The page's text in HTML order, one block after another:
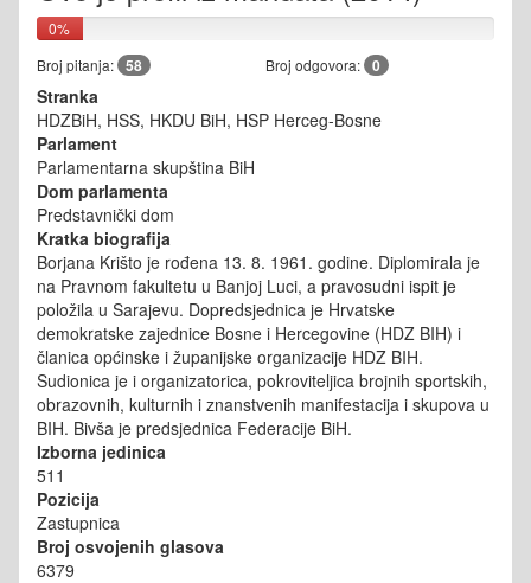
0%
Broj pitanja: 58 Broj odgovora: 0
Stranka
HDZBiH, HSS, HKDU BiH, HSP Herceg-Bosne
Parlament
Parlamentarna skupština BiH
Dom parlamenta
Predstavnički dom
Kratka biografija
Borjana Krišto je rođena 13. 8. 1961. godine. Diplomirala je
na Pravnom fakultetu u Banjoj Luci, a pravosudni ispit je
položila u Sarajevu. Dopredsjednica je Hrvatske
demokratske zajednice Bosne i Hercegovine (HDZ BIH) i
članica općinske i županijske organizacije HDZ BIH.
Sudionica je i organizatorica, pokroviteljica brojnih sportskih,
obrazovnih, kulturnih i znanstvenih manifestacija i skupova u
BIH. Bivša je predsjednica Federacije BiH.
Izborna jedinica
511
Pozicija
Zastupnica
Broj osvojenih glasova
6379